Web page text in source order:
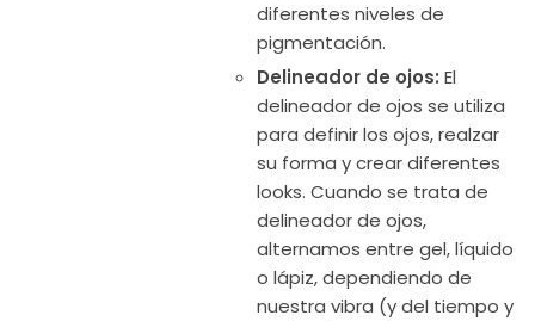
diferentes niveles de
pigmentación.
Delineador de ojos: El
delineador de ojos se utiliza
para definir los ojos, realzar
su forma y crear diferentes
looks. Cuando se trata de
delineador de ojos,
alternamos entre gel, líquido
o lápiz, dependiendo de
nuestra vibra (y del tiempo y